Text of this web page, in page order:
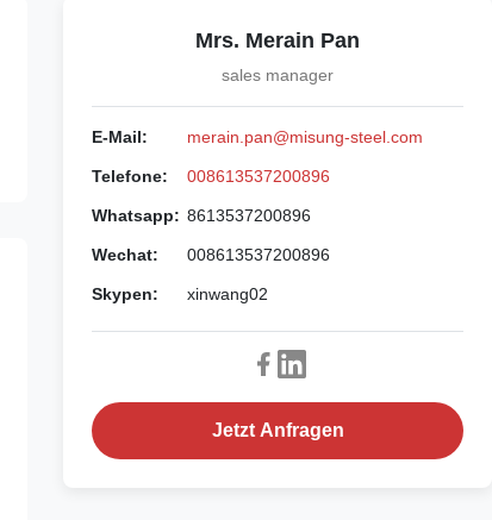
Mrs. Merain Pan
sales manager
E-Mail: merain.pan@misung-steel.com
Telefone: 008613537200896
Whatsapp: 8613537200896
Wechat: 008613537200896
Skypen: xinwang02
Jetzt Anfragen